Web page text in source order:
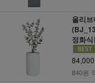
올리
정화
84,000
840원